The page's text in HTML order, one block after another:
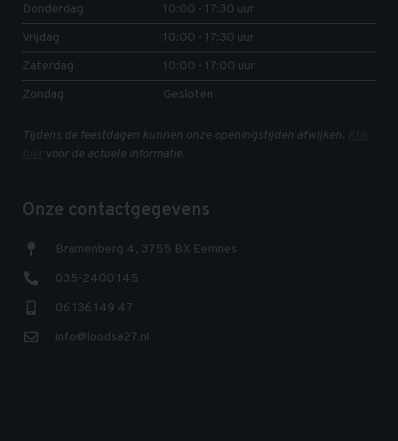
Donderdag
10:00 - 17:30 uur
Vrijdag
10:00 - 17:30 uur
Zaterdag
10:00 - 17:00 uur
Zondag
Gesloten
Tijdens de feestdagen kunnen onze openingstijden afwijken. Klik
hiervoor de actuele informatie.
Onze contactgegevens
Bramenberg 4, 3755 BX Eemnes
035-2400 145
06 136 149 47
info@loodsa27.nl